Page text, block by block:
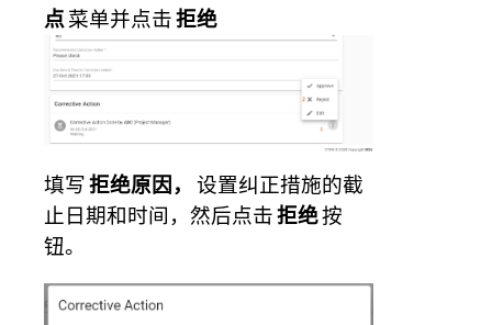
点 菜单并点击拒绝
填写拒绝原因，
设置纠正措施的截
止日期和时间，然后点击拒绝按
钮。